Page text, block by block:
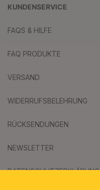
KUNDENSERVICE
FAQS & HILFE
FAQ PRODUKTE
VERSAND
WIDERRUFSBELEHRUNG
RÜCKSENDUNGEN
NEWSLETTER
DATENSCHUTZERKLÄRUNG